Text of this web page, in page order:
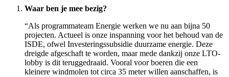
Waar ben je mee bezig?
“Als programmateam Energie werken we nu aan bijna 50
projecten. Actueel is onze inspanning voor het behoud van de
ISDE, ofwel Investeringssubsidie duurzame energie. Deze
dreigde afgeschaft te worden, maar mede dankzij onze LTO-
lobby is dit teruggedraaid. Vooral voor boeren die een
kleinere windmolen tot circa 35 meter willen aanschaffen, is